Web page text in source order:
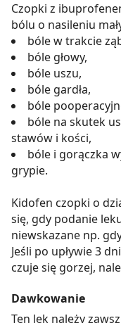
Czopki z
bólu o nasileniu
bóle w trakcie
bóle głowy,
bóle uszu,
bóle gardła,
bóle
bóle na skutek
stawów i kości,
bóle i gorączka
grypie.
Kidofen czopki o
się, gdy podanie
niewskazane np.
Jeśli po upływie 3
czuje się gorzej,
Dawkowanie
Ten lek należy